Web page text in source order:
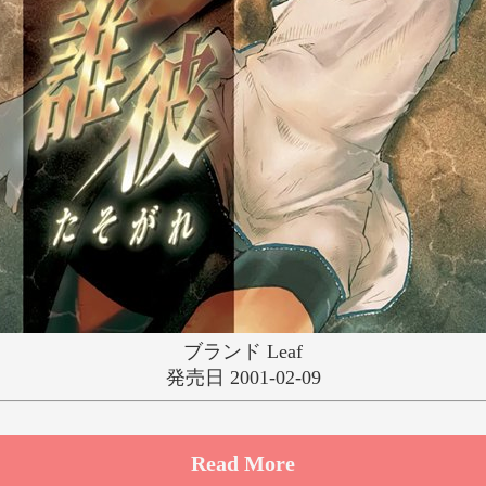
ゆ
り る
わ
ブランド Leaf
発売日 2001-02-09
Read More